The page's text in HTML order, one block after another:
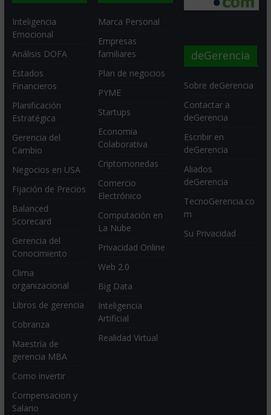
Inteligencia
Emocional
Análisis DOFA
Estados
Financieros
Planificación
Estratégica
Gerencia del
Cambio
Negocios en USA
Fijación de Precios
Balanced
Scorecard
Gerencia del
Conocimiento
Clima
organizacional
Libros de gerencia
Cobranza
Maestría de
gerencia MBA
Como invertir
Compensacion y
Salario
Marca Personal
Empresas
familiares
Plan de negocios
PYME
Startups
Economia
Colaborativa
Criptomonedas
Comercio
Electrónico
Computación en
La Nube
Privacidad Online
Web 2.0
Big Data
Inteligencia
Artificial
Realidad Virtual
deGerencia
Sobre deGerencia
Contactar a
deGerencia
Escribir en
deGerencia
Aliados
deGerencia
TecnoGerencia.co
m
Su Privacidad